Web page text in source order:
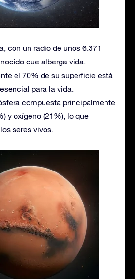
con un radio de unos 6.371
que alberga vida.
el 70% de su superficie está
para la vida.
compuesta principalmente
y oxígeno (21%), lo que
seres vivos.